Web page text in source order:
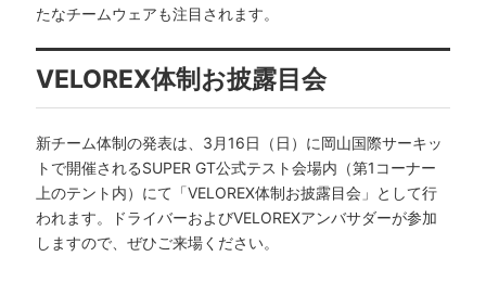
たなチームウェアも注目されます。
VELOREX体制お披露目会
新チーム体制の発表は、3月16日（日）に岡山国際サーキッ
トで開催されるSUPER GT公式テスト会場内（第1コーナー
上のテント内）にて「VELOREX体制お披露目会」として行
われます。ドライバーおよびVELOREXアンバサダーが参加
しますので、ぜひご来場ください。